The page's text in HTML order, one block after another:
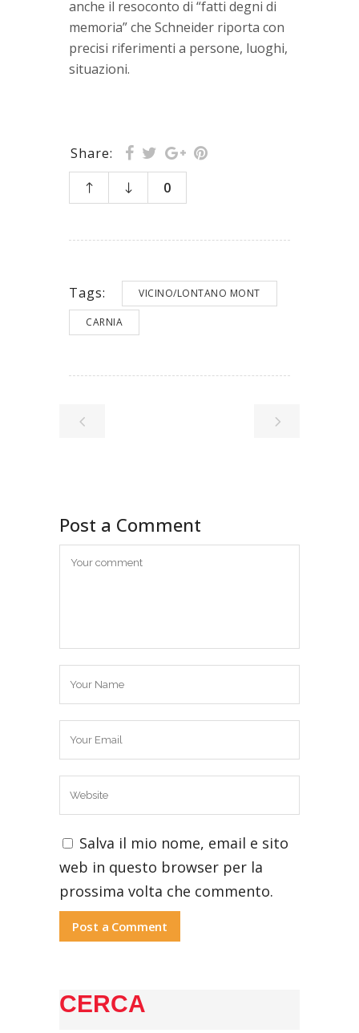
anche il resoconto di “fatti degni di
memoria” che Schneider riporta con
precisi riferimenti a persone, luoghi,
situazioni.
Share:
0
Tags: VICINO/LONTANO MONT
CARNIA
Post a Comment
Salva il mio nome, email e sito
web in questo browser per la
prossima volta che commento.
CERCA